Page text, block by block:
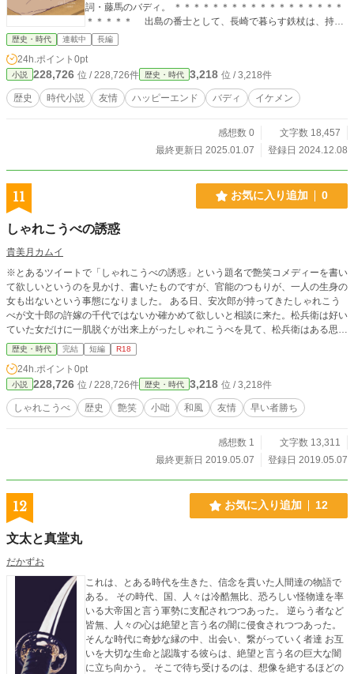
詞・藤馬のバディ。 ＊＊＊＊＊＊＊＊＊＊＊＊＊＊＊＊＊＊
＊＊＊＊＊ 出島の番士として、長崎で暮らす鉄杖は、持ち
前の面倒見の良さで、悪いこともしていないのに、面倒ごと
を押し付けられてばかり。 ある日、出島から遊女が失踪し
た。出島の門番を務める鉄杖は、監督不行き届きを理由に、
蟄居を命じられてしまう。 蟄居で家に籠っていた鉄杖の下
に、あまり話したこともない、阿蘭陀通事の藤馬がやって来
て、言う。 「大丈夫。俺は、お前の身の潔白を、信じてい
なければロバを使えばいい』。お前の嫌疑を晴らす方法は、
いくらでもある」 鉄杖は、藤馬を怪しいと思いながらも、
「だが、悪い奴ではない。確かに、少し考えの足りぬところ
っしりしている、無表情な男。幼少時の病気により、体や顔
に痣がある。 やめればいいのに、何でもしょい込んでしま
な」 「いや、お前は役に立ってくれたぞ。頑強な人物が傍に
いると、遺体から発せられる邪気を跳ね返してくれるような
気がするしな」 「俺は、お守りか何かか？ そんな効力はな
いぞ」 阿蘭陀通詞。二十二歳。垂れ目、釣り眉の美男。高
飛車そうに見えるが、意外と気安い、と言われる。弁が立
つ。
歴史・時代 連載中 長編
24h.ポイント 0pt
小説 228,726 位 / 228,726件 歴史・時代 3,218 位 / 3,218件
歴史 時代小説 友情 ハッピーエンド バディ イケメン
感想数 0
文字数 18,457
最終更新日 2025.01.07
登録日 2024.12.08
11 お気に入り追加 0
しゃれこうべの誘惑
貴美月カムイ
※とあるツイートで「しゃれこうべの誘惑」という題名で艶笑コメディーを書い
て欲しいというのを見かけ、書いたものですが、官能のつもりが、一人の生身の
女も出ないという事態になりました。 ある日、安次郎が持ってきたしゃれこう
べが文十郎の許嫁の千代ではないか確かめて欲しいと相談に来た。松兵衛は好い
ていた女だけに一肌脱ぐが出来上がったしゃれこうべを見て、松兵衛はある思い
を抱いていく。男の情けない欲望が交差する艶笑小咄。
歴史・時代 完結 短編 R18
24h.ポイント 0pt
小説 228,726 位 / 228,726件 歴史・時代 3,218 位 / 3,218件
しゃれこうべ 歴史 艶笑 小咄 和風 友情 早い者勝ち
感想数 1
文字数 13,311
最終更新日 2019.05.07
登録日 2019.05.07
12 お気に入り追加 12
文太と真堂丸
だかずお
これは、とある時代を生きた、信念を貫いた人間達の物語で
ある。 その時代、国、人々は冷酷無比、恐ろしい怪物達を率
いる大帝国と言う軍勢に支配されつつあった。 逆らう者など
皆無、人々の心は絶望と言う名の闇に侵食されつつあった。
そんな時代に奇妙な縁の中、出会い、繋がっていく者達 お互
いを大切な生命と認識する彼らは、絶望と言う名の巨大な闇
に立ち向かう。 そこで待ち受けるのは、想像を絶するほどの